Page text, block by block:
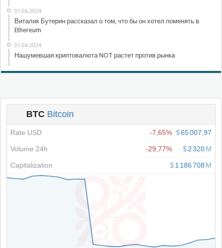
01.06.2024
Виталик Бутерин рассказал о том, что бы он хотел поменять в
Ethereum
01.06.2024
Нашумевшая криптовалюта NOT растет против рынка